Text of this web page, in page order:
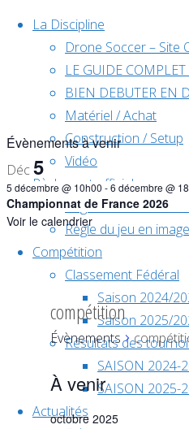
Skip to content
La Discipline
Drone Soccer – Site
LE GUIDE
BIEN DEBUTER EN
Matériel / Achat
Construction / Setup
Vidéo
Règlement officiel
Règlement F9A –
Règle du jeu en image
Compétition
Classement Fédéral
Saison 2024/
Saison 2025/
Résultats des
SAISON 2024-
SAISON 2025-
Actualités
Évènements à venir
Déc 5
5 décembre @ 10h00 -6 décembre @
Championnat de France 2026
Voir le calendrier
compétition
Évènements
À venir
Sélectionnez
octobre 2025